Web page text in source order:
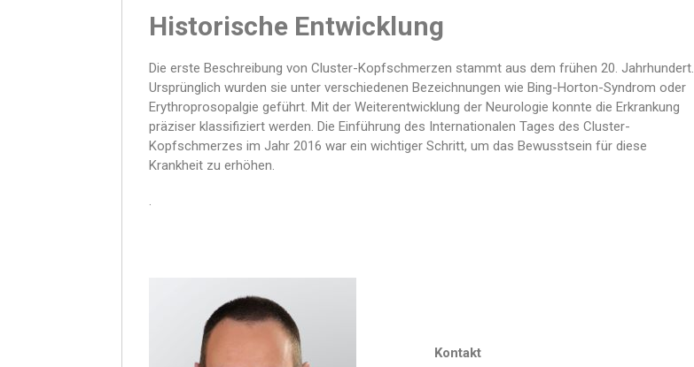
Historische Entwicklung
Die erste Beschreibung von Cluster-Kopfschmerzen stammt aus dem frühen 20. Jahrhundert.
Ursprünglich wurden sie unter verschiedenen Bezeichnungen wie Bing-Horton-Syndrom oder
Erythroprosopalgie geführt. Mit der Weiterentwicklung der Neurologie konnte die Erkrankung
präziser klassifiziert werden. Die Einführung des Internationalen Tages des Cluster-
Kopfschmerzes im Jahr 2016 war ein wichtiger Schritt, um das Bewusstsein für diese
Krankheit zu erhöhen.
.
Kontakt